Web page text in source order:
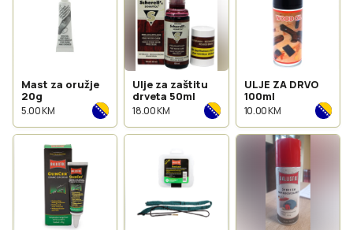
Mast za oružje
20g
5.00 KM
Ulje za zaštitu
drveta 50ml
18.00 KM
ULJE ZA DRVO
100ml
10.00 KM